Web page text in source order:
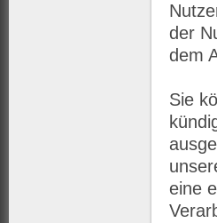
der
dem
Sie
eine